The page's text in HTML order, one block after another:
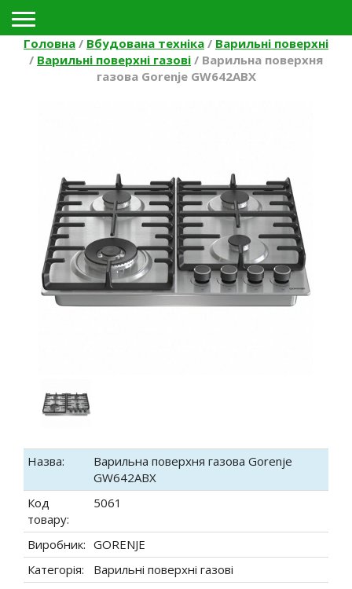
Головна / Вбудована техніка / Варильні поверхні
/ Варильні поверхні газові / Варильна поверхня
газова Gorenje GW642ABX
Назва:
Варильна поверхня газова Gorenje
GW642ABX
Код
товару:
5061
Виробник: GORENJE
Категорія:
Варильні поверхні газові